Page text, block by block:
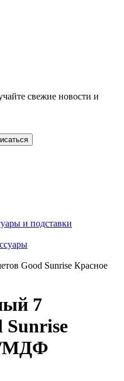
свежие новости и
и подставки
Good Sunrise Красное
7
Sunrise
МДФ